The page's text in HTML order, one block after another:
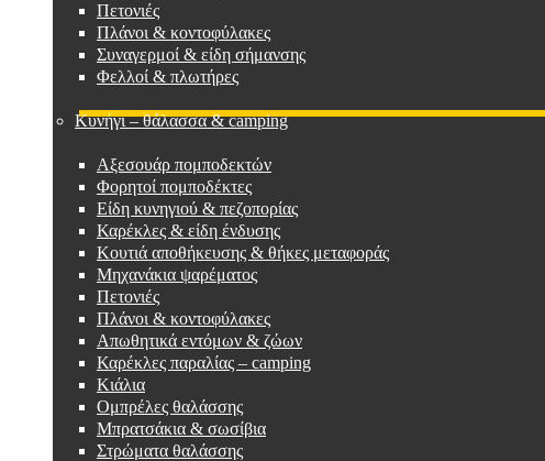
Πετονιές
Πλάνοι & κοντοφύλακες
Συναγερμοί & είδη σήμανσης
Φελλοί & πλωτήρες
Κυνήγι – θάλασσα & camping
Αξεσουάρ πομποδεκτών
Φορητοί πομποδέκτες
Είδη κυνηγιού & πεζοπορίας
Καρέκλες & είδη ένδυσης
Κουτιά αποθήκευσης & θήκες μεταφοράς
Μηχανάκια ψαρέματος
Πετονιές
Πλάνοι & κοντοφύλακες
Απωθητικά εντόμων & ζώων
Καρέκλες παραλίας – camping
Κιάλια
Ομπρέλες θαλάσσης
Μπρατσάκια & σωσίβια
Στρώματα θαλάσσης